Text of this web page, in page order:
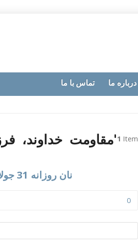
تماس با ما درباره ما
Posts tagged with ‘مقاومت خداوند، فرزند خداوند’1 Item
نان روزانه 31 جولای 2020،فیض غیر قابل مقاومت خداوند
0